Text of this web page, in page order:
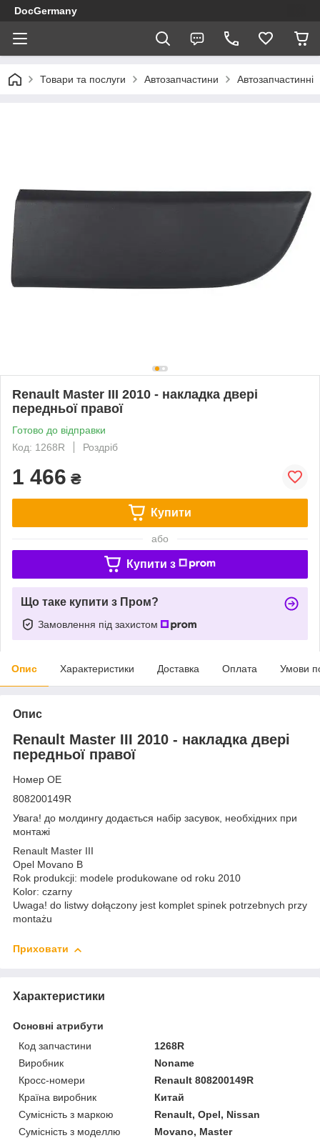
DocGermany
Товари та послуги Автозапчастини Автозапчастинні
Renault Master III 2010 - накладка двері
передньої правої
Готово до відправки
Код: 1268R
Роздріб
1 466 ₴
Купити
або
Купити з
Що таке купити з Пром?
Замовлення під захистом
Опис Характеристики Доставка Оплата Умови
Опис
Renault Master III 2010 - накладка двері
передньої правої
Номер OE
808200149R
Увага! до молдингу додається набір засувок, необхідних при
монтажі
Renault Master III
Opel Movano B
Rok produkcji: modele produkowane od roku 2010
Kolor: czarny
Uwaga! do listwy dołączony jest komplet spinek potrzebnych przy
montażu
Приховати
Характеристики
Основні атрибути
Код запчастини
1268R
Виробник
Noname
Кросс-номери
Renault 808200149R
Країна виробник
Китай
Сумісність з маркою
Renault, Opel, Nissan
Сумісність з моделлю
Movano, Master